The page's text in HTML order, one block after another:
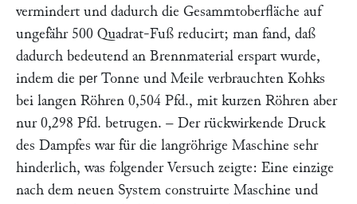
vermindert und dadurch die Gesammtoberfläche auf
ungefähr 500 Quadrat-Fuß reducirt; man fand, daß
dadurch bedeutend an Brennmaterial erspart wurde,
indem die per Tonne und Meile verbrauchten Kohks
bei langen Röhren 0,504 Pfd., mit kurzen Röhren aber
nur 0,298 Pfd. betrugen. – Der rückwirkende Druck
des Dampfes war für die langröhrige Maschine sehr
hinderlich, was folgender Versuch zeigte: Eine einzige
nach dem neuen System construirte Maschine und